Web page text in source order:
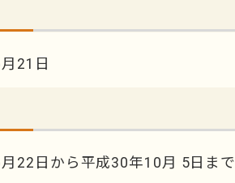
21日
22日から平成30年10月 5日まで